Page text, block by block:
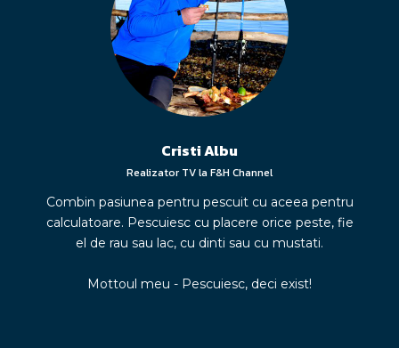
Cristi Albu
Realizator TV la F&H Channel
Combin pasiunea pentru pescuit cu aceea pentru
calculatoare. Pescuiesc cu placere orice peste, fie
el de rau sau lac, cu dinti sau cu mustati.
Mottoul meu - Pescuiesc, deci exist!